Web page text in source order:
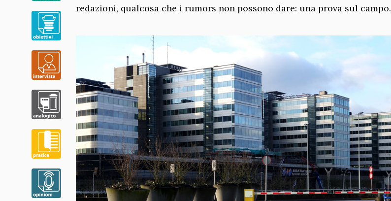
redazioni, qualcosa che i rumors non possono dare: una prova sul campo.